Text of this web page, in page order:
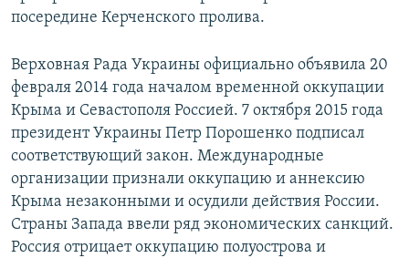
посередине Керченского пролива.
Верховная Рада Украины официально объявила 20
февраля 2014 года началом временной оккупации
Крыма и Севастополя Россией. 7 октября 2015 года
президент Украины Петр Порошенко подписал
соответствующий закон. Международные
организации признали оккупацию и аннексию
Крыма незаконными и осудили действия России.
Страны Запада ввели ряд экономических санкций.
Россия отрицает оккупацию полуострова и